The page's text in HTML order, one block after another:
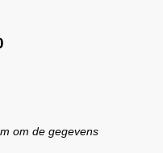
om de gegevens